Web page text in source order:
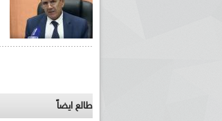
طالع ايضاً